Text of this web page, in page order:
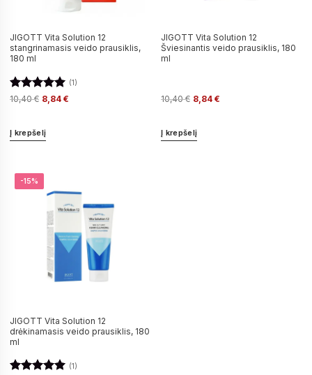
JIGOTT Vita Solution 12
stangrinamasis veido prausiklis,
180 ml
Įvertinimas:
(1)
10,40€ 8,84 €
Į krepšelį
JIGOTT Vita Solution 12
Šviesinantis veido prausiklis, 180
ml
10,40€ 8,84 €
Į krepšelį
-15%
JIGOTT Vita Solution 12
drėkinamasis veido prausiklis, 180
ml
(1)